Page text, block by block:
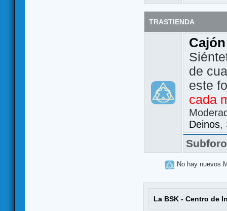
TRASTIENDA
de
este
cada
Deinos,
No hay nuevos
La BSK - Centro de